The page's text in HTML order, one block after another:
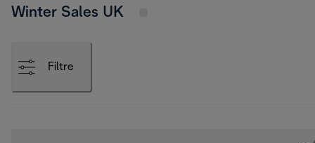
Winter Sales UK
Filtre